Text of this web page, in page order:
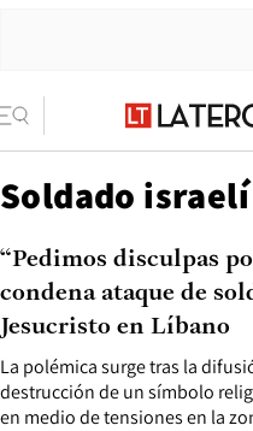
Soldado israelí
La polémica surge tras la
destrucción de un símbolo
en medio de tensiones en la
“Pedimos disculpas
condena ataque de
Jesucristo en Líbano